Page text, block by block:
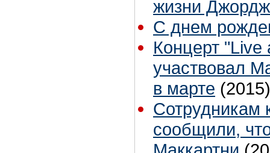
жизни
С днем
Концерт "Live
участвовал
в марте (2015)
Сотрудникам
сообщили,